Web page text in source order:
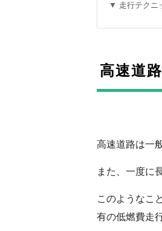
走行テクニ
高速道
高速道路は一
また、一度に
このようなこ
有の低燃費走